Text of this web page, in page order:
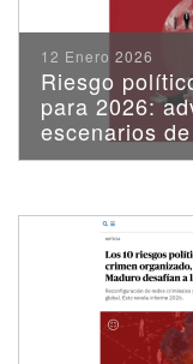
12 Enero 2026
Riesgo
para 2026:
escenarios